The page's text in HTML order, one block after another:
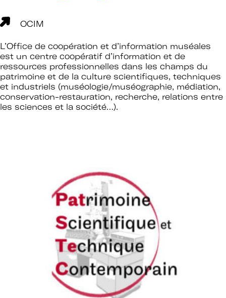
OCIM
L’Office de coopération et d’information muséales
est un centre coopératif d’information et de
ressources professionnelles dans les champs du
patrimoine et de la culture scientifiques, techniques
et industriels (muséologie/muséographie, médiation,
conservation-restauration, recherche, relations entre
les sciences et la société…).